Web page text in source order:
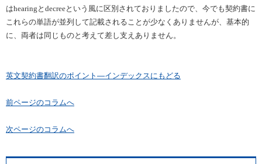
はhearing と decreeという風に区別されておりましたので、今でも契約書に
これらの単語が並列して記載されることが少なくありませんが、基本的
に、両者は同じものと考えて差し支えありません。
英文契約書翻訳のポイント―インデックスにもどる
前ページのコラムへ
次ページのコラムへ